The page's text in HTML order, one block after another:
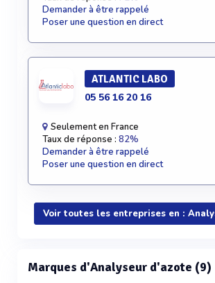
Demander à être rappelé
Poser une question en direct
ATLANTIC LABO
05 56 16 20 16
Seulement en France
Taux de réponse : 82%
Demander à être rappelé
Poser une question en direct
Voir toutes les entreprises en :
Marques d'Analyseur d'azote (9)